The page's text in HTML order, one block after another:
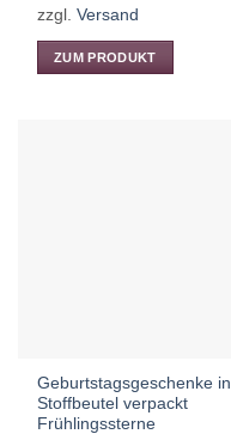
zzgl.Versand
ZUM PRODUKT
gewählt
werden
Geburtstagsgeschenke in
Stoffbeutel verpackt
Frühlingssterne